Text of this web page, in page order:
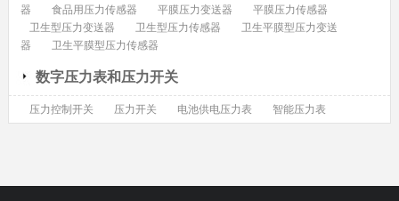
器
食品用压力传感器 平膜压力变送器
平膜压力传感器
卫生型压力变送器
卫生型压力传感器
卫生平膜型压力变送
器
卫生平膜型压力传感器
数字压力表和压力开关
压力控制开关 压力开关 电池供电压力表 智能压力表